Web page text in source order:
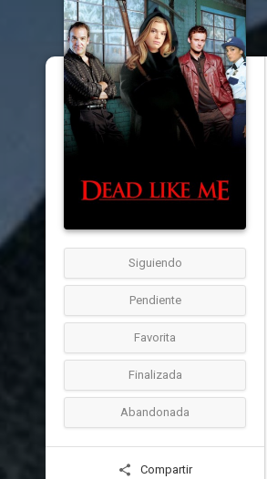
Siguiendo
Pendiente
Favorita
Finalizada
Abandonada
Compartir